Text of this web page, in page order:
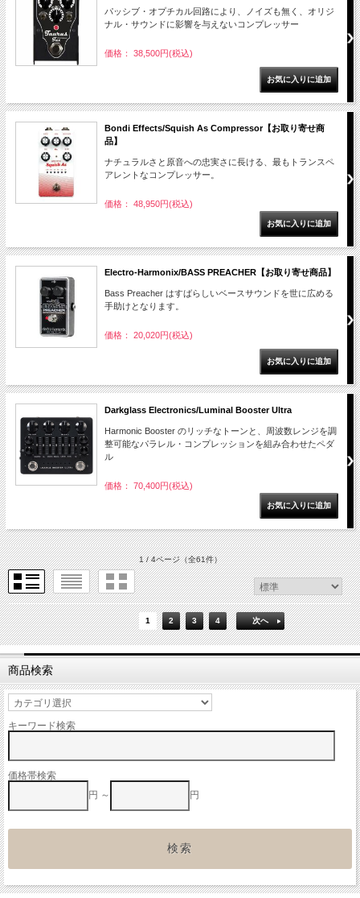
パッシブ・オプチカル回路により、ノイズも無く、オリジ
ナル・サウンドに影響を与えないコンプレッサー
価格： 38,500円(税込)
Bondi Effects/Squish As Compressor【お取り寄せ商
品】
ナチュラルさと原音への忠実さに長ける、最もトランスペ
アレントなコンプレッサー。
価格： 48,950円(税込)
Electro-Harmonix/BASS PREACHER【お取り寄せ商品】
Bass Preacher はすばらしいベースサウンドを世に広める
手助けとなります。
価格： 20,020円(税込)
Darkglass Electronics/Luminal Booster Ultra
Harmonic Booster のリッチなトーンと、周波数レンジを調
整可能なパラレル・コンプレッションを組み合わせたペダ
ル
価格： 70,400円(税込)
1 / 4ページ（全61件）
1 2 3 4 次へ
商品検索
キーワード検索
価格帯検索
円 ～
円